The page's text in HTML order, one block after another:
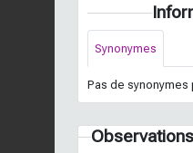
Synonymes
Pas de synonymes